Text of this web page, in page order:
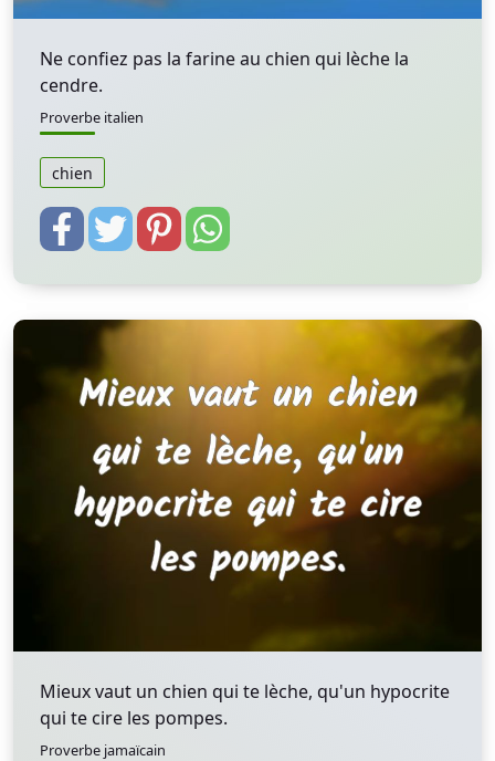
Ne confiez pas la farine au chien qui lèche la
cendre.
Proverbe italien
chien
Mieux vaut un chien qui te lèche, qu'un hypocrite
qui te cire les pompes.
Proverbe jamaïcain